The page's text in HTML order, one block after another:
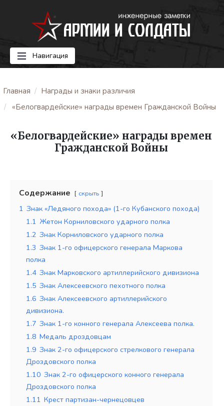
Навигация
Главная
Награды и знаки различия
«Белогвардейские» награды времен Гражданской Войны
«Белогвардейские» награды времен
Гражданской Войны
Содержание скрыть
1 Знак «Ледяного похода» (1-го Кубанского похода)
1.1 Жетон Корниловского ударного полка
1.2 Знак Корниловского ударного полка
1.3 Знак 1-го офицерского генерала Маркова
полка
1.4 Знак Марковского артиллерийского дивизиона
1.5 Знак Алексеевского пехотного полка
1.6 Знак Алексеевского артиллерийского
дивизиона.
1.7 Знак 1-го конного генерала Алексеева полка.
1.8 Медаль дроздовцам
1.9 Знак 2-го офицерского стрелкового генерала
Дроздовского полка
1.10 Знак 2-го офицерского конного генерала
Дроздовского полка
1.11 Крест партизан-чернецовцев